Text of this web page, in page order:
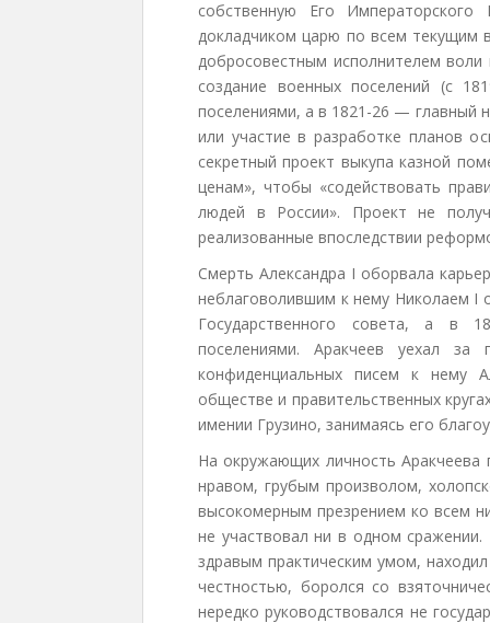
собственную Его Императорского
докладчиком царю по всем текущим
добросовестным исполнителем
создание военных поселений (с
поселениями, а в 1821-26 — главный
или участие в разработке планов
секретный проект выкупа казной
ценам», чтобы «содействовать
людей в России». Проект не
реализованные впоследствии
Смерть Александра I оборвала
неблаговолившим к нему Николаем I
Государственного совета, а в
поселениями. Аракчеев уехал
конфиденциальных писем к нему
обществе и правительственных
имении Грузино, занимаясь его
На окружающих личность Аракчеева
нравом, грубым произволом,
высокомерным презрением ко всем
не участвовал ни в одном
здравым практическим умом,
честностью, боролся со
нередко руководствовался не